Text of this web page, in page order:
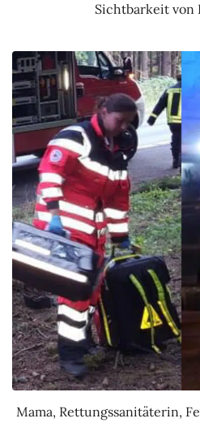
Sichtbarkeit von
Mama, Rettungssanitäterin,